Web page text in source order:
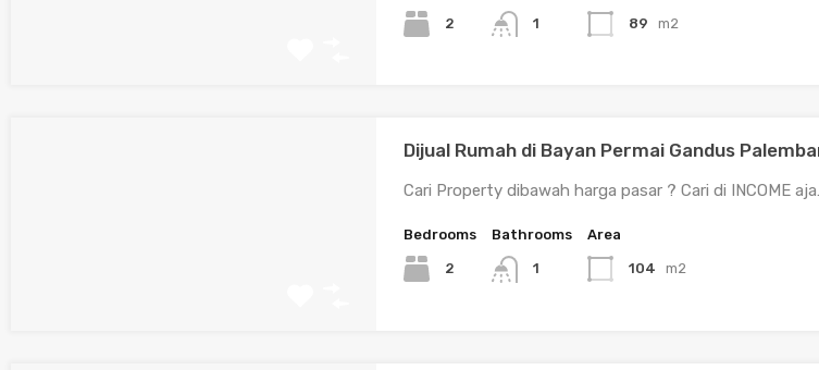
2 1 89 m2
Dijual Rumah di Bayan Permai Gandus
Cari Property dibawah harga pasar ? Cari di INCOME
Bedrooms
2
Bathrooms
1
Area
104 m2